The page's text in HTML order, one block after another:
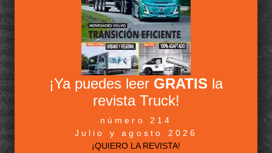
¡Ya puedes leer GRATIS la
revista Truck!
número 214
Julio y agosto 2026
¡QUIERO LA REVISTA!
link
Aceptar
Rechazar
contains
Aceptar
Rechazar
append
Aceptar
Rechazar
getLast
Aceptar
Rechazar